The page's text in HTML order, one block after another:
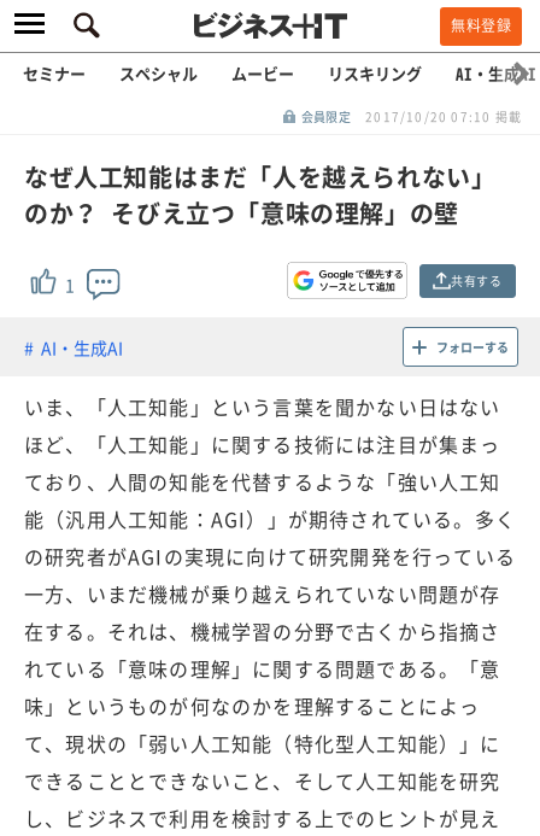
無料登録
セミナー スペシャル ムービー リスキリング AI・生成AI
会員限定 2017/10/20 07:10 掲載
なぜ人工知能はまだ「人を越えられない」
のか？ そびえ立つ「意味の理解」の壁
1 共有する
AI・生成AI フォローする
いま、「人工知能」という言葉を聞かない日はない
ほど、「人工知能」に関する技術には注目が集まっ
ており、人間の知能を代替するような「強い人工知
能（汎用人工知能：AGI）」が期待されている。多く
の研究者がAGIの実現に向けて研究開発を行っている
一方、いまだ機械が乗り越えられていない問題が存
在する。それは、機械学習の分野で古くから指摘さ
れている「意味の理解」に関する問題である。「意
味」というものが何なのかを理解することによっ
て、現状の「弱い人工知能（特化型人工知能）」に
できることとできないこと、そして人工知能を研究
し、ビジネスで利用を検討する上でのヒントが見え